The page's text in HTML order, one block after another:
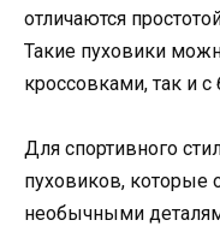
отличаются
Такие пуховики
кроссовками, так и
Для спортивного
пуховиков, которые
необычными